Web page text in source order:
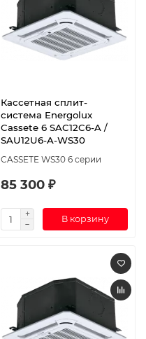
Кассетная сплит-
система Energolux
Cassete 6 SAC12C6-A /
SAU12U6-A-WS30
CASSETE WS30 6 серии
85 300 ₽
В корзину